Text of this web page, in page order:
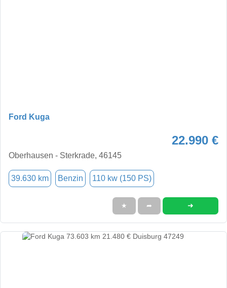
Ford Kuga
22.990 €
Oberhausen - Sterkrade, 46145
39.630 km Benzin 110 kw (150 PS)
★ ➦ ➜